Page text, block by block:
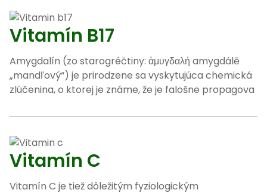
Vitamín B17
Amygdalín (zo starogréčtiny: ἀμυγδαλή amygdálē
„mandľový“) je prirodzene sa vyskytujúca chemická
zlúčenina, o ktorej je známe, že je falošne propagova
Vitamín C
Vitamín C je tiež dôležitým fyziologickým